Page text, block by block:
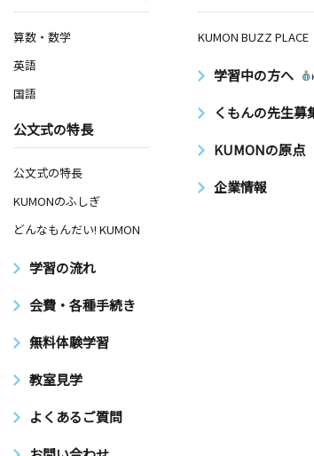
算数・数学
英語
国語
公文式の特長
公文式の特長
KUMONのふしぎ
どんなもんだい! KUMON
学習の流れ
会費・各種手続き
無料体験学習
教室見学
よくあるご質問
KUMON BUZZ PLACE
学習中の方へ
くもんの先生募
KUMONの原点
企業情報